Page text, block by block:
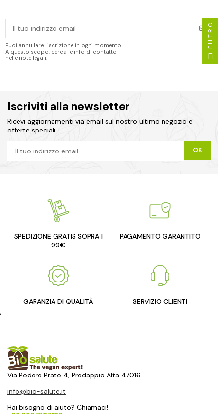
Puoi annullare l'iscrizione in ogni momento.
A questo scopo, cerca le info di contatto
nelle note legali.
Iscriviti alla newsletter
Ricevi aggiornamenti via email sul nostro ultimo negozio e
offerte speciali.
SPEDIZIONE GRATIS SOPRA I
99€
PAGAMENTO GARANTITO
GARANZIA DI QUALITÀ SERVIZIO CLIENTI
Via Podere Prato 4, Predappio Alta 47016
info@bio-salute.it
Hai bisogno di aiuto? Chiamaci!
FILTRO